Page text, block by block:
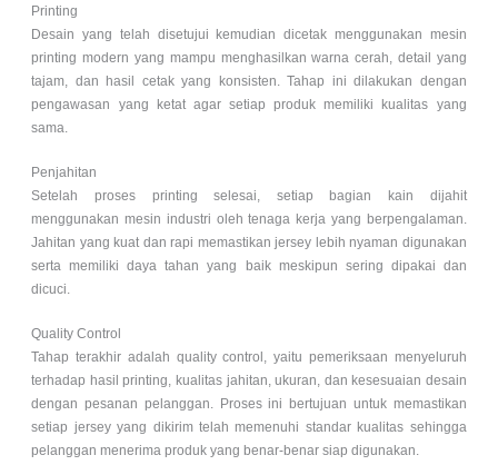
Printing
Desain yang telah disetujui kemudian dicetak menggunakan mesin
printing modern yang mampu menghasilkan warna cerah, detail yang
tajam, dan hasil cetak yang konsisten. Tahap ini dilakukan dengan
pengawasan yang ketat agar setiap produk memiliki kualitas yang
sama.
Penjahitan
Setelah proses printing selesai, setiap bagian kain dijahit
menggunakan mesin industri oleh tenaga kerja yang berpengalaman.
Jahitan yang kuat dan rapi memastikan jersey lebih nyaman digunakan
serta memiliki daya tahan yang baik meskipun sering dipakai dan
dicuci.
Quality Control
Tahap terakhir adalah quality control, yaitu pemeriksaan menyeluruh
terhadap hasil printing, kualitas jahitan, ukuran, dan kesesuaian desain
dengan pesanan pelanggan. Proses ini bertujuan untuk memastikan
setiap jersey yang dikirim telah memenuhi standar kualitas sehingga
pelanggan menerima produk yang benar-benar siap digunakan.